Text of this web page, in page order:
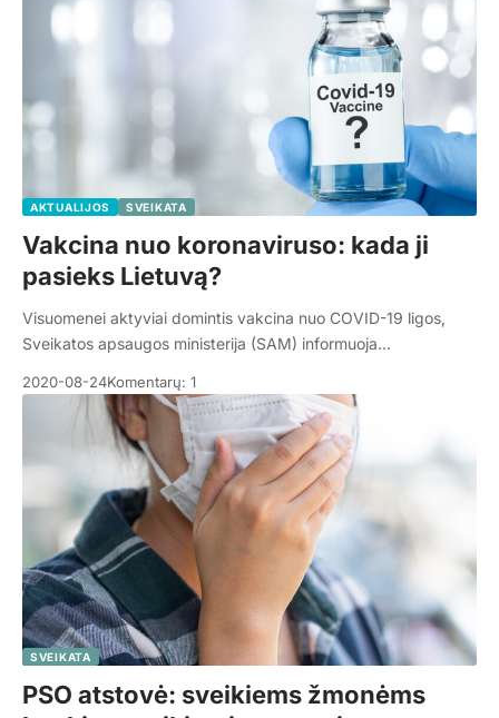
AKTUALIJOS SVEIKATA
Vakcina nuo koronaviruso: kada ji
pasieks Lietuvą?
Visuomenei aktyviai domintis vakcina nuo COVID-19 ligos,
Sveikatos apsaugos ministerija (SAM) informuoja…
2020-08-24Komentarų: 1
SVEIKATA
PSO atstovė: sveikiems žmonėms